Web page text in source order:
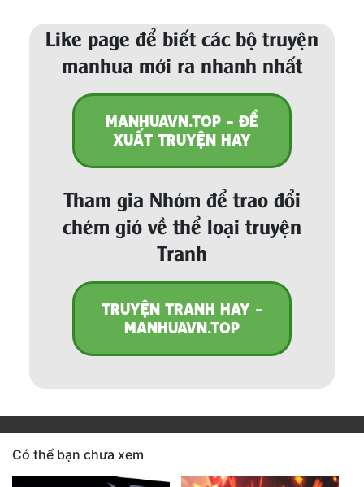
Like page để biết các bộ truyện
manhua mới ra nhanh nhất
MANHUAVN.TOP - ĐỀ
XUẤT TRUYỆN HAY
Tham gia Nhóm để trao đổi
chém gió về thể loại truyện
Tranh
TRUYỆN TRANH HAY -
MANHUAVN.TOP
Có thể bạn chưa xem